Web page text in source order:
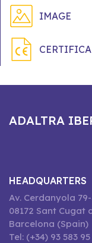
IMAGE
ADALTRA
HEADQUARTERS
Av. Cerdanyola
08172 Sant Cugat
Barcelona (Spain)
Tel: (+34) 93 583